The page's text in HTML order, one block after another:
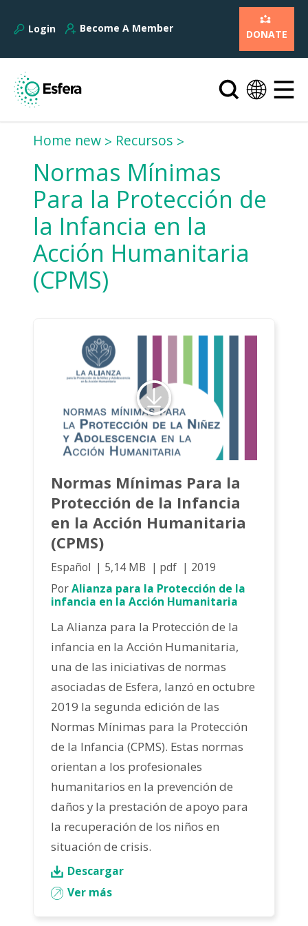
Login Become A Member DONATE
Home new Recursos
Normas Mínimas
Para la Protección de
la Infancia en la
Acción Humanitaria
(CPMS)
Normas Mínimas Para la
Protección de la Infancia
en la Acción Humanitaria
(CPMS)
Español 5,14 MB pdf
2019
PorAlianza para la Protección de la
infancia en la Acción Humanitaria
La Alianza para la Protección de la
infancia en la Acción Humanitaria,
una de las iniciativas de normas
asociadas de Esfera, lanzó en octubre
2019 la segunda edición de las
Normas Mínimas para la Protección
de la Infancia (CPMS). Estas normas
orientan a los profesionales
humanitarios en la prevención de
daños y la prestación de apoyo para
la recuperación de los niños en
situación de crisis.
Descargar
Ver más